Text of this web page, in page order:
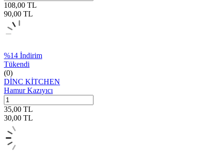
108,00 TL
90,00 TL
%14 İndirim
Tükendi
(0)
DİNC KİTCHEN
Hamur Kazıyıcı
35,00 TL
30,00 TL